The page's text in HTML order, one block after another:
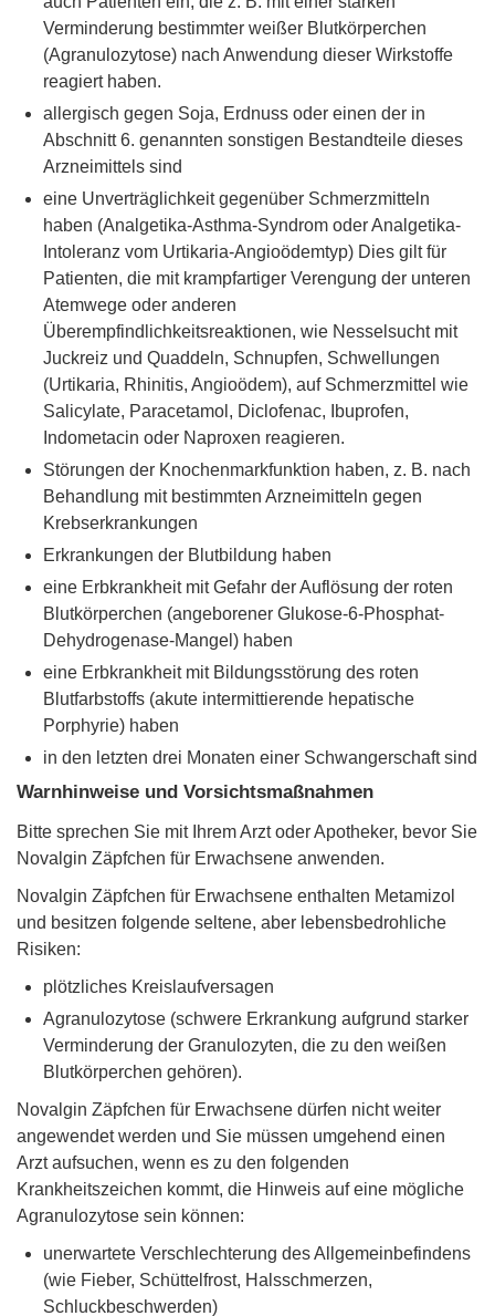
Verminderung bestimmter weißer Blutkörperchen
(Agranulozytose) nach Anwendung dieser Wirkstoffe
reagiert haben.
allergisch gegen Soja, Erdnuss oder einen der in
Abschnitt 6. genannten sonstigen Bestandteile dieses
Arzneimittels sind
eine Unverträglichkeit gegenüber Schmerzmitteln
haben (Analgetika-Asthma-Syndrom oder Analgetika-
Intoleranz vom Urtikaria-Angioödemtyp) Dies gilt für
Patienten, die mit krampfartiger Verengung der unteren
Atemwege oder anderen
Überempfindlichkeitsreaktionen, wie Nesselsucht mit
Juckreiz und Quaddeln, Schnupfen, Schwellungen
(Urtikaria, Rhinitis, Angioödem), auf Schmerzmittel wie
Salicylate, Paracetamol, Diclofenac, Ibuprofen,
Indometacin oder Naproxen reagieren.
Störungen der Knochenmarkfunktion haben, z. B. nach
Behandlung mit bestimmten Arzneimitteln gegen
Krebserkrankungen
Erkrankungen der Blutbildung haben
eine Erbkrankheit mit Gefahr der Auflösung der roten
Blutkörperchen (angeborener Glukose-6-Phosphat-
Dehydrogenase-Mangel) haben
eine Erbkrankheit mit Bildungsstörung des roten
Blutfarbstoffs (akute intermittierende hepatische
Porphyrie) haben
in den letzten drei Monaten einer Schwangerschaft sind
Warnhinweise und Vorsichtsmaßnahmen
Bitte sprechen Sie mit Ihrem Arzt oder Apotheker, bevor Sie
Novalgin Zäpfchen für Erwachsene anwenden.
Novalgin Zäpfchen für Erwachsene enthalten Metamizol
und besitzen folgende seltene, aber lebensbedrohliche
Risiken:
plötzliches Kreislaufversagen
Agranulozytose (schwere Erkrankung aufgrund starker
Verminderung der Granulozyten, die zu den weißen
Blutkörperchen gehören).
Novalgin Zäpfchen für Erwachsene dürfen nicht weiter
angewendet werden und Sie müssen umgehend einen
Arzt aufsuchen, wenn es zu den folgenden
Krankheitszeichen kommt, die Hinweis auf eine mögliche
Agranulozytose sein können:
unerwartete Verschlechterung des Allgemeinbefindens
(wie Fieber, Schüttelfrost, Halsschmerzen,
Schluckbeschwerden)